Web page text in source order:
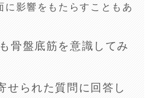
に影響をもたらすこともあ
骨盤底筋を意識してみ
せられた質問に回答し